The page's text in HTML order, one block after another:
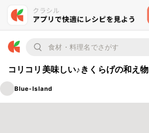
コリコリ美味しい♪きくらげの和え物
Blue-Island